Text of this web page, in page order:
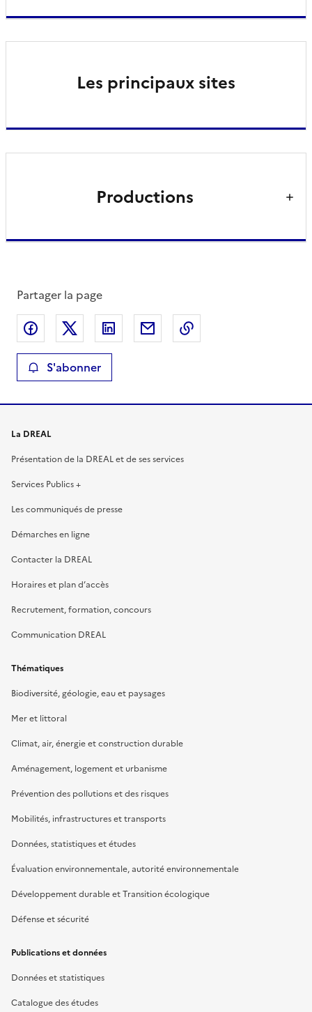
Les principaux sites
Productions
Partager la page
Partager sur Facebook
Partager sur XPartager sur LinkedIn
Partager par email
S'abonner
La DREAL
Présentation de la DREAL et de ses services
Services Publics +
Les communiqués de presse
Démarches en ligne
Contacter la DREAL
Horaires et plan d’accès
Recrutement, formation, concours
Communication DREAL
Thématiques
Biodiversité, géologie, eau et paysages
Mer et littoral
Climat, air, énergie et construction durable
Aménagement, logement et urbanisme
Prévention des pollutions et des risques
Mobilités, infrastructures et transports
Données, statistiques et études
Évaluation environnementale, autorité environnementale
Développement durable et Transition écologique
Défense et sécurité
Publications et données
Données et statistiques
Catalogue des études